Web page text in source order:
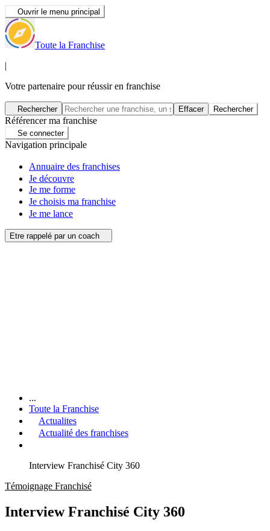
Ouvrir le menu principal
Toute la Franchise
|
Votre partenaire pour réussir en franchise
Rechercher Effacer Rechercher
Référencer ma franchise
Se connecter
Navigation principale
Annuaire des franchises
Je découvre
Je me forme
Je choisis ma franchise
Je me lance
Etre rappelé par un coach
...
Toute la Franchise
Actualites
Actualité des franchises
Interview Franchisé City 360
Témoignage Franchisé
Interview Franchisé City 360